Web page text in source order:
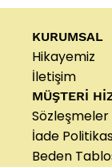
KURUMSAL
Hikayemiz
İletişim
MÜŞTERİ
Sözleşmeler
İade
Beden